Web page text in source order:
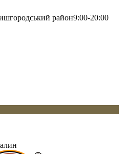
район9:00-20:00